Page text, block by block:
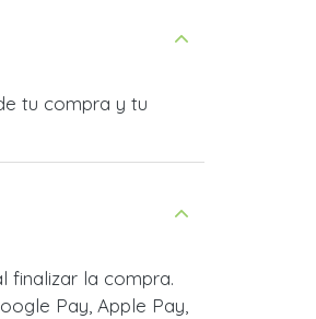
tu compra y tu
finalizar la compra.
Pay, Apple Pay,